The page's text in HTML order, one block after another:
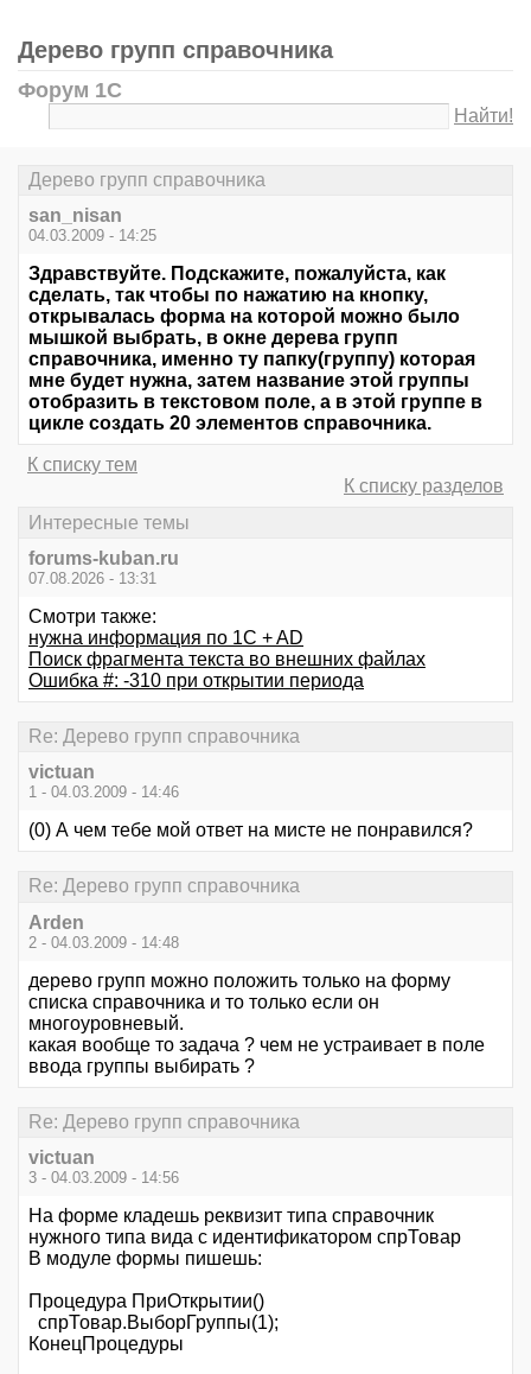
Дерево групп справочника
Форум 1С
Найти!
Дерево групп справочника
san_nisan
04.03.2009 - 14:25
Здравствуйте. Подскажите, пожалуйста, как
сделать, так чтобы по нажатию на кнопку,
открывалась форма на которой можно было
мышкой выбрать, в окне дерева групп
справочника, именно ту папку(группу) которая
мне будет нужна, затем название этой группы
отобразить в текстовом поле, а в этой группе в
цикле создать 20 элементов справочника.
К списку тем
К списку разделов
Интересные темы
forums-kuban.ru
07.08.2026 - 13:31
Смотри также:
нужна информация по 1C + AD
Поиск фрагмента текста во внешних файлах
Ошибка #: -310 при открытии периода
Re: Дерево групп справочника
victuan
1 - 04.03.2009 - 14:46
(0) А чем тебе мой ответ на мисте не понравился?
Re: Дерево групп справочника
Arden
2 - 04.03.2009 - 14:48
дерево групп можно положить только на форму
списка справочника и то только если он
многоуровневый.
какая вообще то задача ? чем не устраивает в поле
ввода группы выбирать ?
Re: Дерево групп справочника
victuan
3 - 04.03.2009 - 14:56
На форме кладешь реквизит типа справочник
нужного типа вида с идентификатором спрТовар
В модуле формы пишешь:
Процедура ПриОткрытии()
спрТовар.ВыборГруппы(1);
КонецПроцедуры